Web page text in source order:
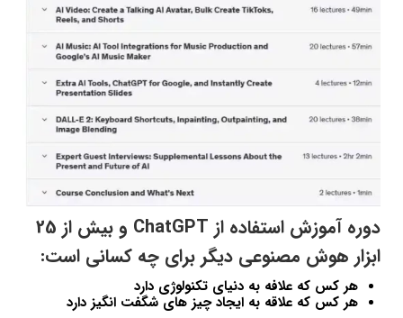
دوره آموزش استفاده از ChatGPT و بیش از 25
ابزار هوش مصنوعی دیگر برای چه کسانی است:
هر کس که علافه به دنیای تکنولوژی دارد
هر کس که علاقه به ایجاد چیز های شگفت انگیز دارد